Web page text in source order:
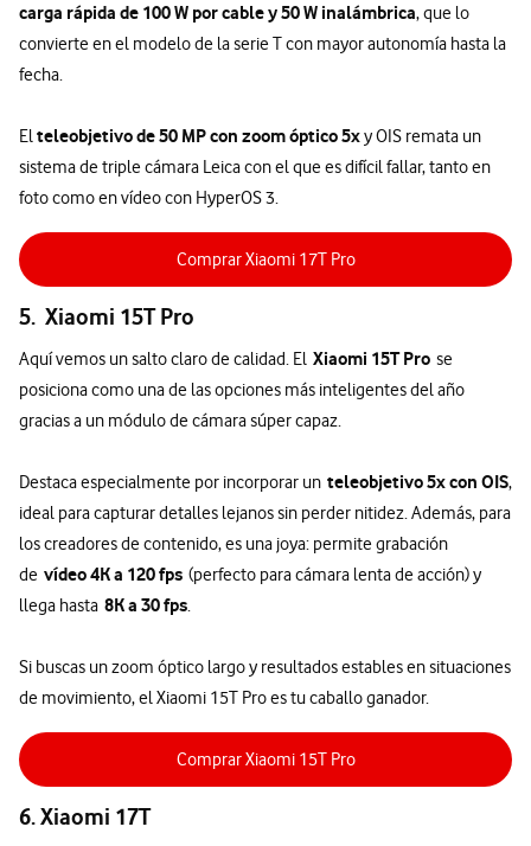
carga rápida de 100 W por cable y 50 W inalámbrica, que lo
convierte en el modelo de la serie T con mayor autonomía hasta la
fecha.
Elteleobjetivo de 50 MP con zoom óptico 5xy OIS remata un
sistema de triple cámara Leica con el que es difícil fallar, tanto en
foto como en vídeo con HyperOS 3.
Comprar Xiaomi 17T Pro
5. Xiaomi 15T Pro
Aquí vemos un salto claro de calidad. El Xiaomi 15T Pro se
posiciona como una de las opciones más inteligentes del año
gracias a un módulo de cámara súper capaz.
Destaca especialmente por incorporar un teleobjetivo 5x con OIS,
ideal para capturar detalles lejanos sin perder nitidez. Además, para
los creadores de contenido, es una joya: permite grabación
de vídeo 4K a 120 fps (perfecto para cámara lenta de acción) y
llega hasta 8K a 30 fps.
Si buscas un zoom óptico largo y resultados estables en situaciones
de movimiento, el Xiaomi 15T Pro es tu caballo ganador.
Comprar Xiaomi 15T Pro
6. Xiaomi 17T